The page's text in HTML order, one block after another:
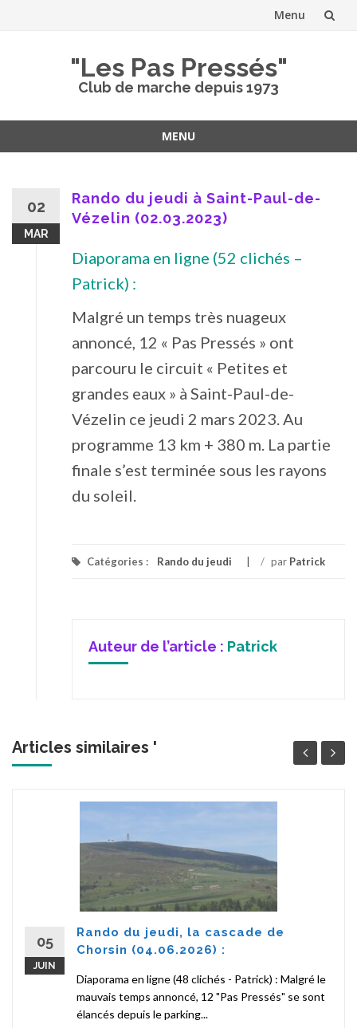
Menu
"Les Pas Pressés"
Club de marche depuis 1973
MENU
02
MAR
Rando du jeudi à Saint-Paul-de-
Vézelin (02.03.2023)
Diaporama en ligne (52 clichés –
Patrick) :
Malgré un temps très nuageux
annoncé, 12 « Pas Pressés » ont
parcouru le circuit « Petites et
grandes eaux » à Saint-Paul-de-
Vézelin ce jeudi 2 mars 2023. Au
programme 13 km + 380 m. La partie
finale s’est terminée sous les rayons
du soleil.
Catégories : Rando du jeudi / par Patrick
Auteur de l’article : Patrick
Articles similaires '
05
JUIN
Rando du jeudi, la cascade de
Chorsin (04.06.2026) :
Diaporama en ligne (48 clichés - Patrick) : Malgré le
mauvais temps annoncé, 12 "Pas Pressés" se sont
élancés depuis le parking...